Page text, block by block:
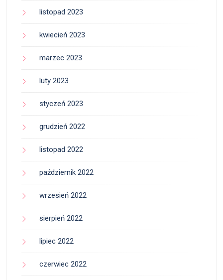
listopad 2023
kwiecień 2023
marzec 2023
luty 2023
styczeń 2023
grudzień 2022
listopad 2022
październik 2022
wrzesień 2022
sierpień 2022
lipiec 2022
czerwiec 2022